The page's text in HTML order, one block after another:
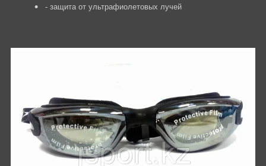
- защита от ультрафиолетовых лучей